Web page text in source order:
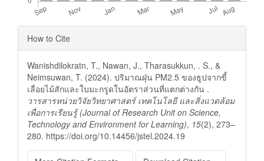
Article
Details
How to Cite
Wanishdilokratn, T., Nawan, J., Tharasukkun, . S., &
Neimsuwan, T. (2024). ปริมาณฝุ่น PM2.5 ของธูปจากขี้
เลื่อยไม้สักและใบมะกรูดในอัตราส่วนที่แตกต่างกัน .
วารสารหน่วยวิจัยวิทยาศาสตร์ เทคโนโลยี และสิ่งแวดล้อม
เพื่อการเรียนรู้ (Journal of Research Unit on Science,
Technology and Environment for Learning), 15(2), 273–
280. https://doi.org/10.14456/jstel.2024.19